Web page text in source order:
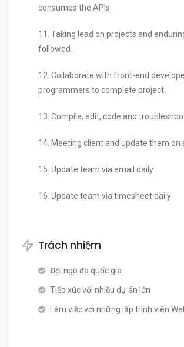
consumes the APIs
11. Taking lead on projects and
followed.
12. Collaborate with front-end
programmers to complete project.
13. Compile, edit, code and
14. Meeting client and update them on
15. Update team via email daily
16. Update team via timesheet daily
Trách nhiệm
Đội ngũ đa quốc gia
Tiếp xúc với nhiều dự án lớn
Làm việc với những lập trình viên